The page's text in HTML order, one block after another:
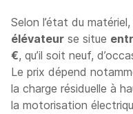
Selon l’état du matériel,
élévateur se situe
€, qu’il soit neuf,
Le prix dépend
la charge résiduelle à
la motorisation